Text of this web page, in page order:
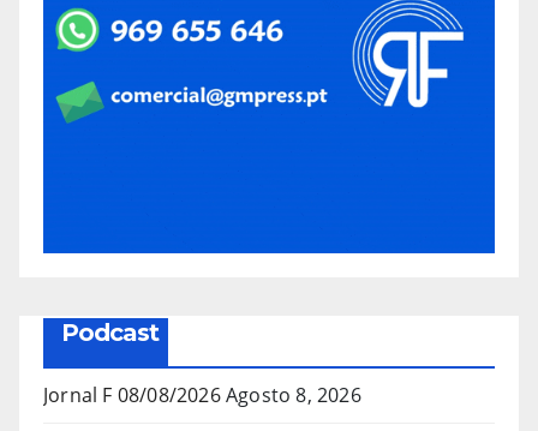
Podcast
Jornal F 08/08/2026Agosto 8, 2026